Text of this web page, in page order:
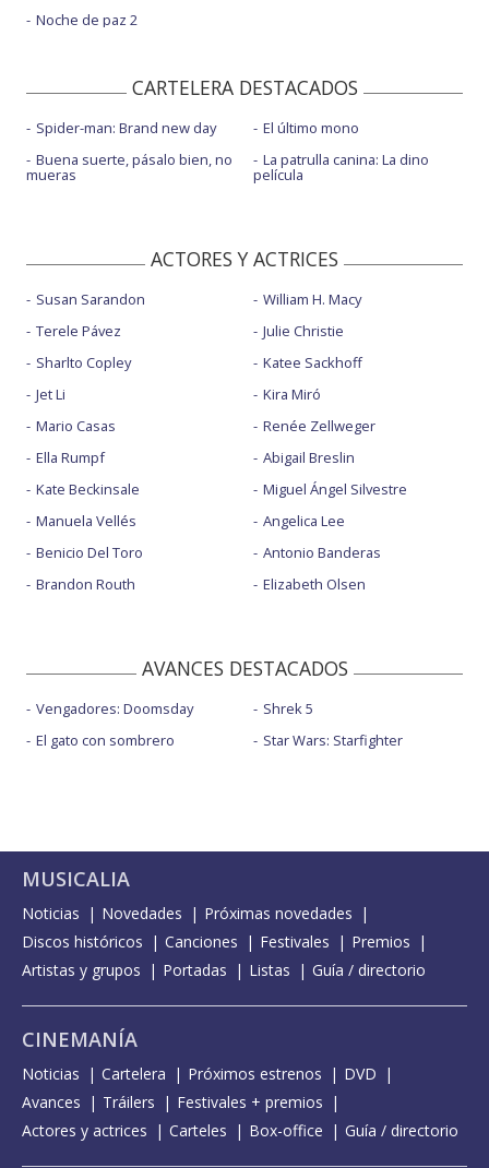
Noche de paz 2
CARTELERA DESTACADOS
Spider-man: Brand new day
Buena suerte, pásalo bien, no
mueras
El último mono
La patrulla canina: La dino
película
ACTORES Y ACTRICES
Susan Sarandon
Terele Pávez
Sharlto Copley
Jet Li
Mario Casas
Ella Rumpf
Kate Beckinsale
Manuela Vellés
Benicio Del Toro
Brandon Routh
William H. Macy
Julie Christie
Katee Sackhoff
Kira Miró
Renée Zellweger
Abigail Breslin
Miguel Ángel Silvestre
Angelica Lee
Antonio Banderas
Elizabeth Olsen
AVANCES DESTACADOS
Vengadores: Doomsday
El gato con sombrero
Shrek 5
Star Wars: Starfighter
MUSICALIA
Noticias Novedades
Próximas novedades
Discos históricos
Canciones Festivales
Premios
Artistas y grupos
Portadas Listas Guía / directorio
CINEMANÍA
Noticias Cartelera Próximos estrenos
DVD
Avances
Tráilers
Festivales + premios
Actores y actrices
Carteles Box-office Guía / directorio